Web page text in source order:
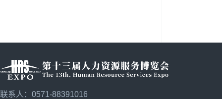
联系人：0571-88391016